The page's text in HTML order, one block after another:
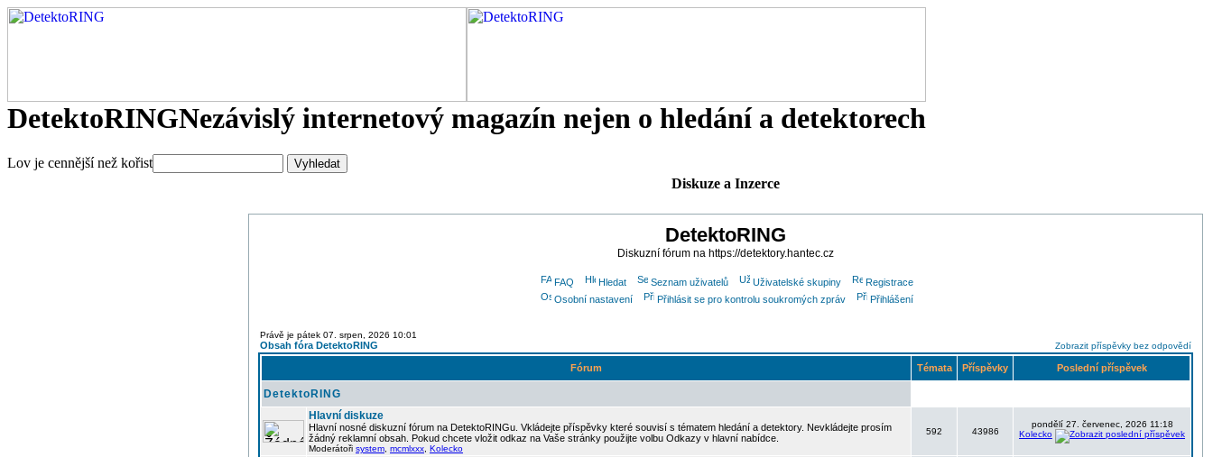
DetektoRINGNezávislý internetový magazín nejen o hledání a detektorech
Lov je cennější než kořist
Diskuze a Inzerce
DetektoRING
Diskuzní fórum na https://detektory.hantec.cz
FAQ Hledat Seznam uživatelů Uživatelské skupiny
Registrace
Osobní nastavení
Přihlásit se pro kontrolu soukromých zpráv Přihlášení
Právě je pátek 07. srpen, 2026 10:01
Obsah fóra DetektoRING Zobrazit příspěvky bez odpovědí
Fórum Témata Příspěvky Poslední příspěvek
DetektoRING
Hlavní diskuze
Hlavní nosné diskuzní fórum na DetektoRINGu. Vkládejte příspěvky které souvisí s tématem hledání a detektory. Nevkládejte prosím
žádný reklamní obsah. Pokud chcete vložit odkaz na Vaše stránky použijte volbu Odkazy v hlavní nabídce.
Moderátoři system mcmlxxx Kolecko
592 43986
pondělí 27. červenec, 2026 11:18
Kolecko